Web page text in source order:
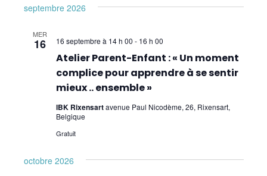
Comprendre pour mieux communiquer lors
De la communication efficace à la
formulation de l’objectif
EmRes
Massage et Méthodes physiques douces
Pour les enfants
septembre 2026
MER
16
Atelier Parent-Enfant : « Un moment
complice pour apprendre à se sentir
mieux .. ensemble »
16 septembre à 14 h 00 - 16 h 00
IBK Rixensartavenue Paul Nicodème, 26, Rixensart,
Belgique
Gratuit
octobre 2026